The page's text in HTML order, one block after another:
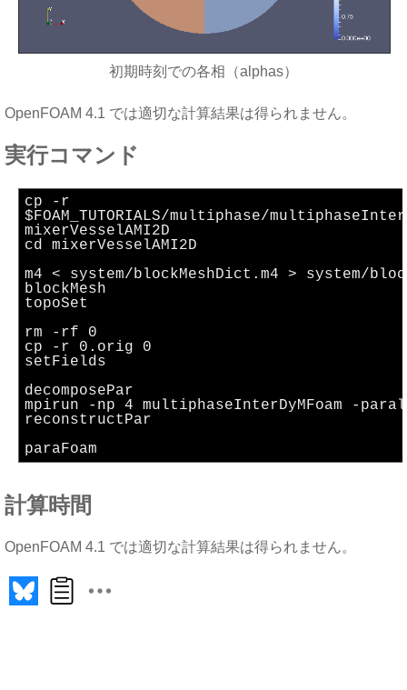
初期時刻での各相（alphas）
OpenFOAM 4.1 では適切な計算結果は得られません。
実行コマンド
cp -r
$FOAM_TUTORIALS/multiphase/
mixerVesselAMI2D
cd mixerVesselAMI2D
m4 < system/blockMeshDict.m4 > system/
blockMesh
topoSet
rm -rf 0
cp -r 0.orig 0
setFields
decomposePar
mpirun -np 4 multiphaseInterDyMFoam -
reconstructPar
paraFoam
計算時間
OpenFOAM 4.1 では適切な計算結果は得られません。